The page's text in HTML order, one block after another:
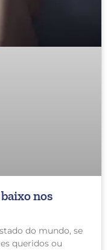
nos
do mundo, se
queridos ou